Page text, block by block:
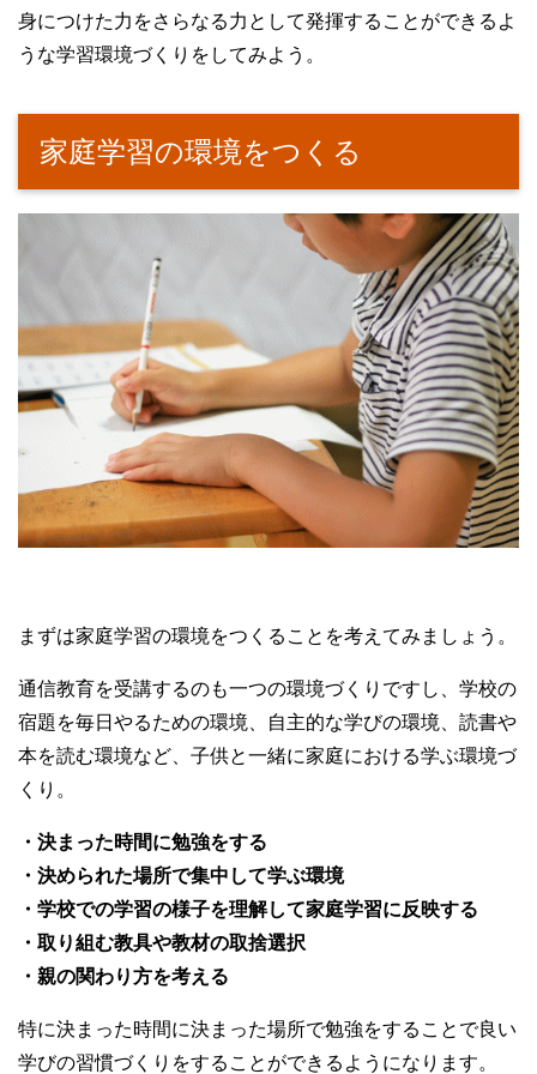
身につけた力をさらなる力として発揮することができるよ
うな学習環境づくりをしてみよう。
家庭学習の環境をつくる
まずは家庭学習の環境をつくることを考えてみましょう。
通信教育を受講するのも一つの環境づくりですし、学校の
宿題を毎日やるための環境、自主的な学びの環境、読書や
本を読む環境など、子供と一緒に家庭における学ぶ環境づ
くり。
・決まった時間に勉強をする
・決められた場所で集中して学ぶ環境
・学校での学習の様子を理解して家庭学習に反映する
・取り組む教具や教材の取捨選択
・親の関わり方を考える
特に決まった時間に決まった場所で勉強をすることで良い
学びの習慣づくりをすることができるようになります。